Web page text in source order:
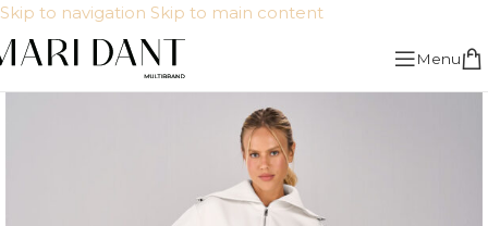
Skip to navigation Skip to main content
Menu